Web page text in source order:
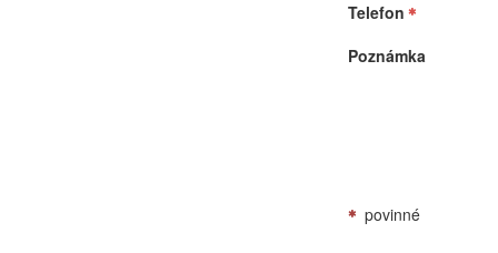
Telefon
Poznámka
povinné